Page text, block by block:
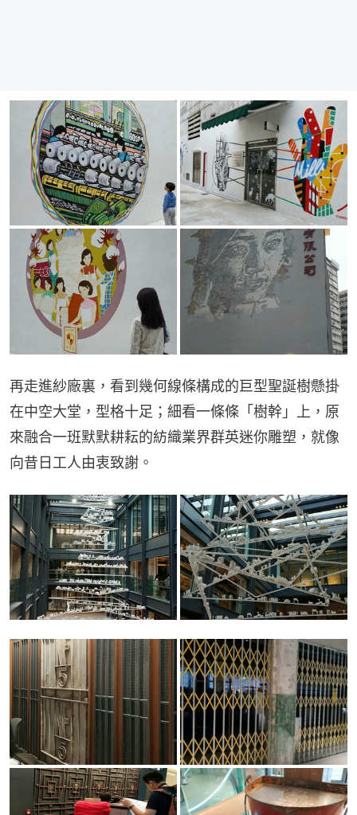
再走進紗廠裏，看到幾何線條構成的巨型聖誕樹懸掛
在中空大堂，型格十足；細看一條條「樹幹」上，原
來融合一班默默耕耘的紡織業界群英迷你雕塑，就像
向昔日工人由衷致謝。